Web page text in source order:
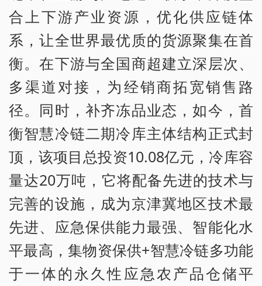
合上下游产业资源，优化供应链体
系，让全世界最优质的货源聚集在首
衡。在下游与全国商超建立深层次、
多渠道对接，为经销商拓宽销售路
径。同时，补齐冻品业态，如今，首
衡智慧冷链二期冷库主体结构正式封
顶，该项目总投资10.08亿元，冷库容
量达20万吨，它将配备先进的技术与
完善的设施，成为京津冀地区技术最
先进、应急保供能力最强、智能化水
平最高，集物资保供+智慧冷链多功能
于一体的永久性应急农产品仓储平